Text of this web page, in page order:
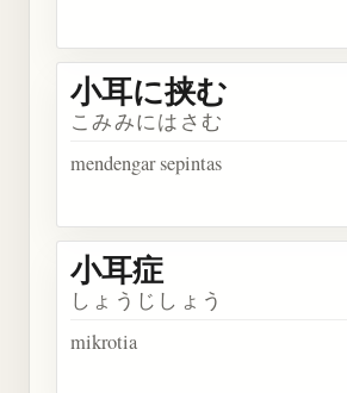
小耳に挟む
こみみにはさむ
mendengar sepintas
小耳症
しょうじしょう
mikrotia